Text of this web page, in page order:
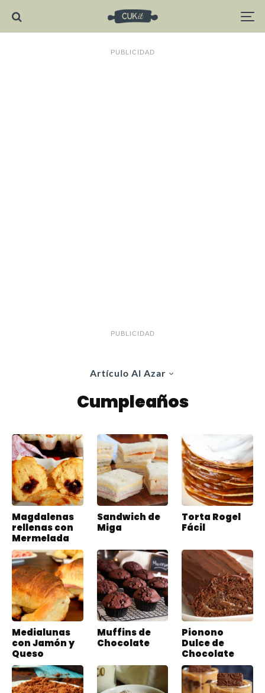
PUBLICIDAD
PUBLICIDAD
Artículo Al Azar
Cumpleaños
Magdalenas
rellenas con
Mermelada
Sandwich de
Miga
Torta Rogel
Fácil
Medialunas
con Jamón y
Queso
Muffins de
Chocolate
Pionono
Dulce de
Chocolate